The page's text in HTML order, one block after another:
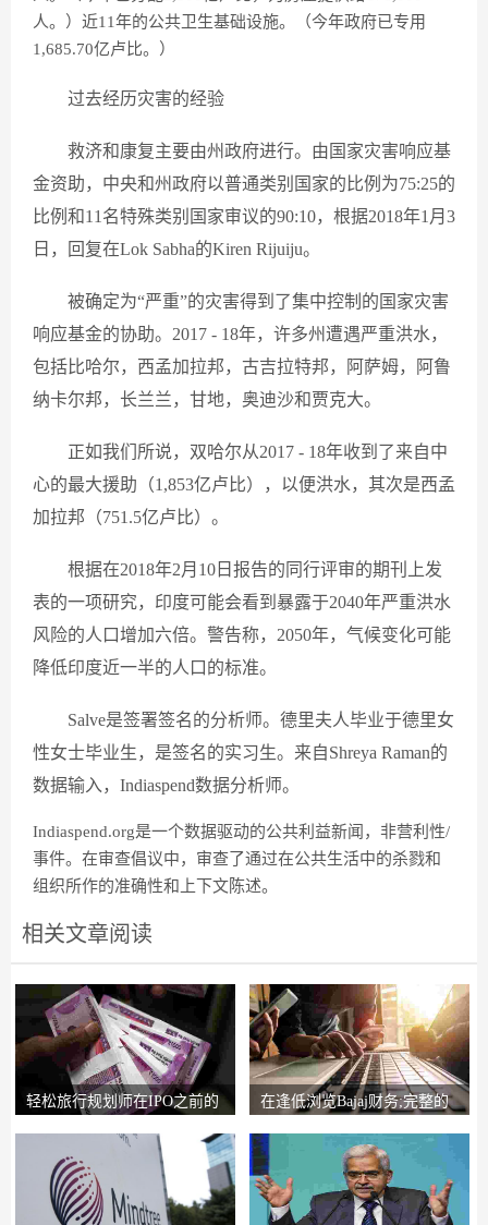
人。）近11年的公共卫生基础设施。（今年政府已专用
1,685.70亿卢比。）
过去经历灾害的经验
救济和康复主要由州政府进行。由国家灾害响应基
金资助，中央和州政府以普通类别国家的比例为75:25的
比例和11名特殊类别国家审议的90:10，根据2018年1月3
日，回复在Lok Sabha的Kiren Rijuiju。
被确定为“严重”的灾害得到了集中控制的国家灾害
响应基金的协助。2017 - 18年，许多州遭遇严重洪水，
包括比哈尔，西孟加拉邦，古吉拉特邦，阿萨姆，阿鲁
纳卡尔邦，长兰兰，甘地，奥迪沙和贾克大。
正如我们所说，双哈尔从2017 - 18年收到了来自中
心的最大援助（1,853亿卢比），以便洪水，其次是西孟
加拉邦（751.5亿卢比）。
根据在2018年2月10日报告的同行评审的期刊上发
表的一项研究，印度可能会看到暴露于2040年严重洪水
风险的人口增加六倍。警告称，2050年，气候变化可能
降低印度近一半的人口的标准。
Salve是签署签名的分析师。德里夫人毕业于德里女
性女士毕业生，是签名的实习生。来自Shreya Raman的
数据输入，Indiaspend数据分析师。
Indiaspend.org是一个数据驱动的公共利益新闻，非营利性/
事件。在审查倡议中，审查了通过在公共生活中的杀戮和
组织所作的准确性和上下文陈述。
相关文章阅读
轻松旅行规划师在IPO之前的
在逢低浏览Bajaj财务;完整的